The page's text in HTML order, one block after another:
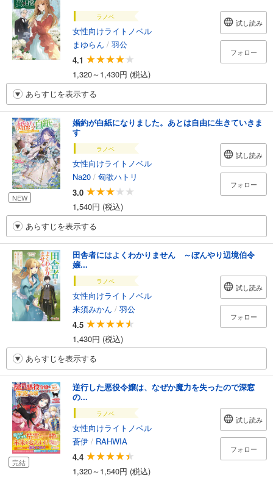
ラノベ
女性向けライトノベル
まゆらん / 羽公
4.1
1,320～1,430円 (税込)
試し読み
フォロー
あらすじを表示する
NEW
婚約が白紙になりました。あとは自由に生きていきま
す
ラノベ
女性向けライトノベル
Na20 / 匈歌ハトリ
3.0
1,540円 (税込)
試し読み
フォロー
あらすじを表示する
田舎者にはよくわかりません ～ぼんやり辺境伯令
嬢...
ラノベ
女性向けライトノベル
来須みかん / 羽公
4.5
1,430円 (税込)
試し読み
フォロー
あらすじを表示する
完結
逆行した悪役令嬢は、なぜか魔力を失ったので深窓
の...
ラノベ
女性向けライトノベル
蒼伊 / RAHWIA
4.4
1,320～1,540円 (税込)
試し読み
フォロー